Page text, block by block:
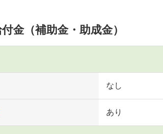
金（補助金・助成金）
なし
あり